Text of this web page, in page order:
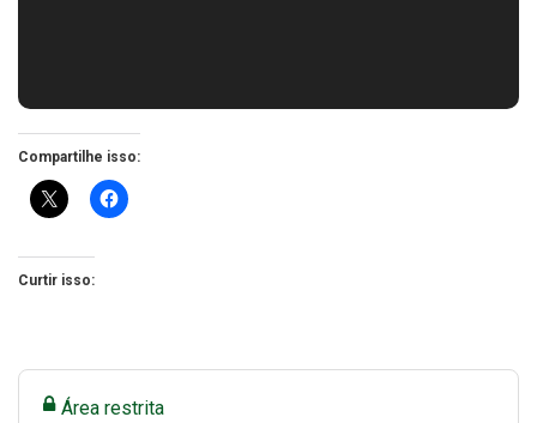
Compartilhe isso:
Curtir isso:
Área restrita